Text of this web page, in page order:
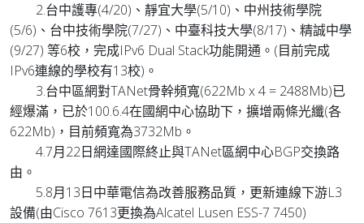
2.台中護專(4/20)、靜宜大學(5/10)、中州技術學院
(5/6)、台中技術學院(7/27)、中臺科技大學(8/17)、精誠中學
(9/27) 等6校，完成IPv6 Dual Stack功能開通。(目前完成
IPv6連線的學校有13校)。
3.台中區網對TANet骨幹頻寬(622Mb x 4 = 2488Mb)已
經爆滿，已於100.6.4在國網中心協助下，擴增兩條光纖(各
622Mb)，目前頻寬為3732Mb。
4.7月22日網達國際終止與TANet區網中心BGP交換路
由。
5.8月13日中華電信為改善服務品質，更新連線下游L3
設備(由Cisco 7613更換為Alcatel Lusen ESS-7 7450)